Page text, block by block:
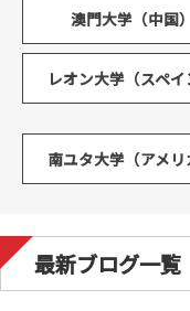
澳門大学（中国）
レオン大学（スペイ
南ユタ大学（アメリ
最新ブログ一覧